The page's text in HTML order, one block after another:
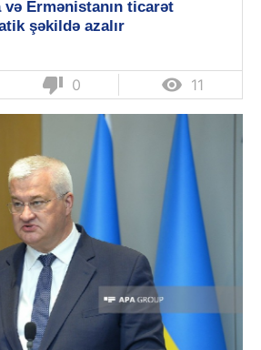
Ermənistanın ticarət
şəkildə azalır
thumb_down 0  11